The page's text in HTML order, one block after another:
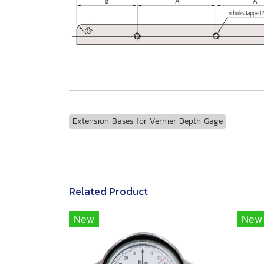
Extension Bases for Vernier Depth Gage
Related Product
New
New